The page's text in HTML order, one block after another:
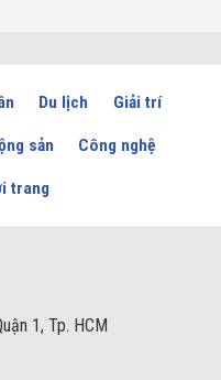
Du lịch Giải trí
sản Công nghệ
trang
1, Tp. HCM